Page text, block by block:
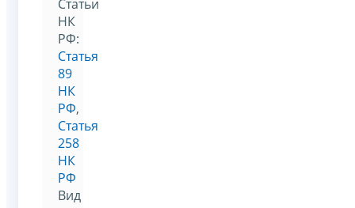
Статьи
НК
РФ:
Статья
89
НК
РФ,
Статья
258
НК
РФ
Вид